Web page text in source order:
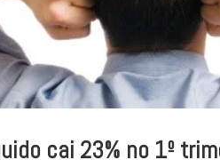
cai 23% no 1º